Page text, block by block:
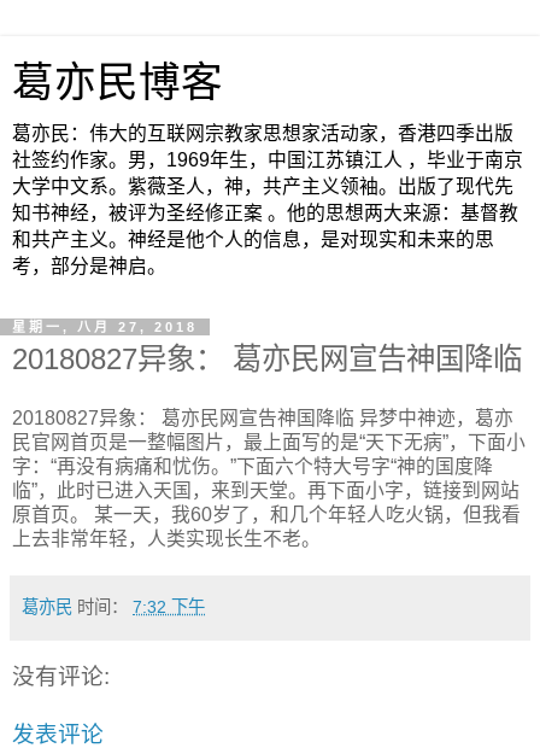
葛亦民博客
葛亦民：伟大的互联网宗教家思想家活动家，香港四季出版
社签约作家。男，1969年生，中国江苏镇江人 ，毕业于南京
大学中文系。紫薇圣人，神，共产主义领袖。出版了现代先
知书神经，被评为圣经修正案 。他的思想两大来源：基督教
和共产主义。神经是他个人的信息，是对现实和未来的思
考，部分是神启。
星期一, 八月 27, 2018
20180827异象： 葛亦民网宣告神国降临
20180827异象： 葛亦民网宣告神国降临 异梦中神迹，葛亦
民官网首页是一整幅图片，最上面写的是“天下无病”，下面小
字：“再没有病痛和忧伤。”下面六个特大号字“神的国度降
临”，此时已进入天国，来到天堂。再下面小字，链接到网站
原首页。 某一天，我60岁了，和几个年轻人吃火锅，但我看
上去非常年轻，人类实现长生不老。
葛亦民 时间： 7:32 下午
没有评论:
发表评论